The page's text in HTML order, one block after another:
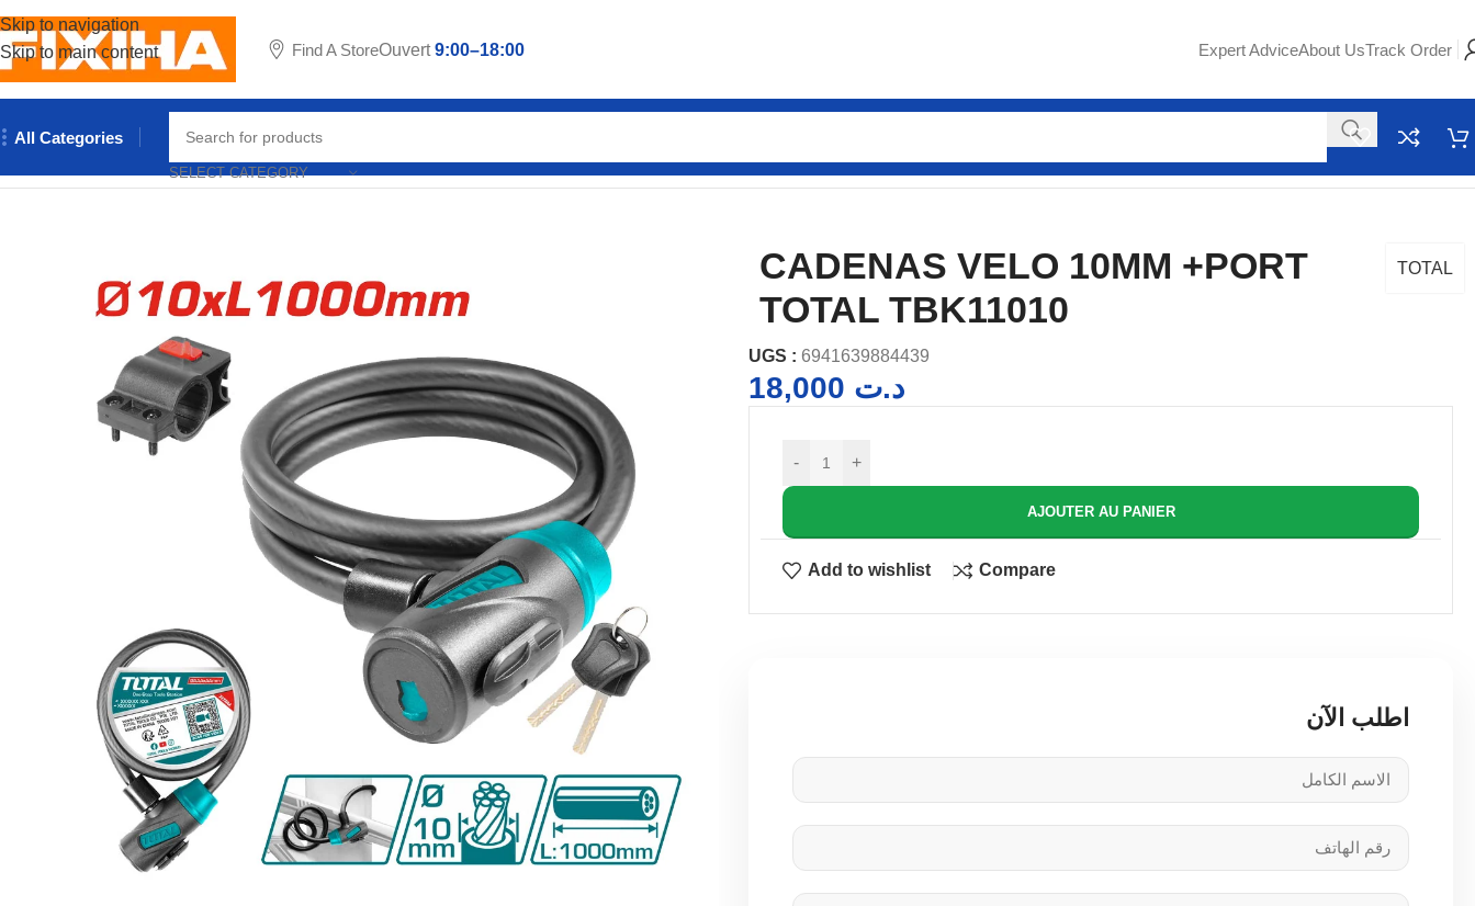
Skip to navigation
Skip to main content
Find A StoreOuvert9:00–18:00 Expert AdviceAbout UsTrack Order
All Categories
SELECT CATEGORY
Outillages & Equipements/Outils manuels/CADENAS VELO 10MM +PORT TOTAL TBK11010
CADENAS VELO 10MM +PORT
TOTAL TBK11010
TOTAL
UGS : 6941639884439
د.ت
- +
AJOUTER AU PANIER
Add to wishlist Compare
اطلب الآن